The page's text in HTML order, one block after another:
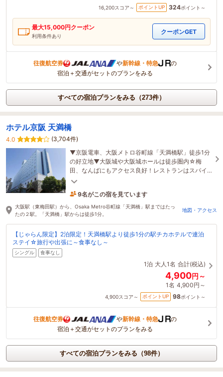
16,200スコア～ ポイントUP 324ポイント～
最大15,000円クーポン
利用条件あり
クーポンGET
往復航空券 や新幹線・特急
の
宿泊＋交通がセットのプランをみる
すべての宿泊プランをみる（273件）
ホテル京阪 天満橋
4.0
(3,704件)
▼京阪電車、大阪メトロ谷町線「天満橋駅」徒歩1分
の好立地▼大阪城や大阪城ホールは徒歩圏内☆梅
田、なんばにもアクセス良好！レストランはスパイ
スカレーがメインの朝食ブッフェ！ナンも食べ放題♪
9名がこの宿を見ています
17分前に予約されました
大阪駅（東梅田駅）から、Osaka Metro谷町線「天満橋」駅まではたっ
たの２駅。「天満橋」駅からは徒歩1分。
地図・アクセス
【じゃらん限定】2泊限定！天満橋駅より徒歩1分の駅チカホテルで連泊
ステイ☆旅行や出張に～食事なし～
シングル 食事なし
1泊 大人1名 合計(税込)
4,900円～
1名 4,900円～
4,900スコア～ ポイントUP 98ポイント～
往復航空券 や新幹線・特急
の
宿泊＋交通がセットのプランをみる
すべての宿泊プランをみる（98件）